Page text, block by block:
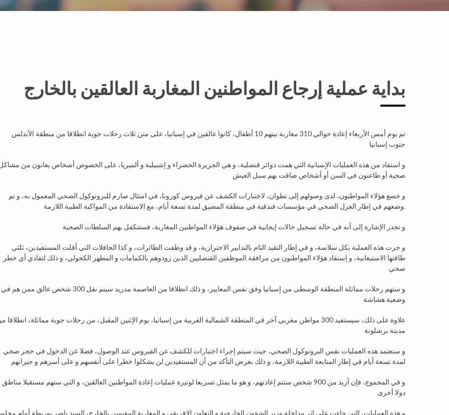
بداية عملية إرجاع المواطنين المغاربة العالقين بالخارج
تم يوم أمس الأربعاء إعادة حوالي 310 مغاربة بينهم 10 أطفال، كانوا عالقين في إسبانيا، على متن ثلاث رحلات جوية انطلاقا من منطقة الأندلس
جنوب إسبانيا
و استفاد من هذه العمليات الإنسانية التي همت دوائر قنصلية، و هي الجزيرة الخضراء و إشبيلية و ألميريا، على الخصوص أشخاص يعانون من
صحية أو طاعنون في السن أو أشخاص ضاقت بهم سبل العيش
و خضع هؤلاء المواطنون، لدى وصولهم إلى تطوان، لاختبارات الكشف عن فيروس كورونا، في امتثال صارم للبروتوكول الصحي المعمول به، و تم
وضعهم في إطار العزل الصحي في مؤسسات فندقية في منطقة المضيق لمدة تسعة أيام، مع الاستفادة من المواكبة الطبية اللازمة.
و تجدر الإشارة إلى أنه في حالة تسجيل حالات إيجابية في صفوف هؤلاء المواطنين المغاربة، فستتكفل بهم السلطات الصحية
و جرت هذه العملية بكل سلاسة، و في إطار التقيد التام بالتدابير الاحترازية، و قد وظفت الطائرات، و كذا الحافلات التي أقلت المستفيدين، ثلثي
طاقتها الاستيعابية، و إستفاد هؤلاء المواطنون من مرافقة الموظفين القنصليين الذين زودوهم بالكمامات و المطهر الكحولي، و ذلك لتفادي أي خطر
صحي
و ستهم رحلات مماثلة المنطقة الوسطى من إسبانيا وفق نفس المعايير، و ذلك انطلاقا من العاصمة مدريد سيتم نقل 300 شخص عالق ممن هم في
وضعية هشاشة
علاوة على ذلك، سيستفيد 300 مواطن مغربي آخر في المنطقة الشمالية الغربية من إسبانيا، يوم الإثنين المقبل، من رحلات جوية مماثلة، انطلاقا
مدينة برشلونة
و ستعتمد هذه العمليات نفس البروتوكول الصحي، حيث سيتم إجراء اختبارات للكشف عن الفيروس عند الوصول، فضلا عن الدخول في حجر صحي
لمدة تسعة أيام في إطار المتابعة الطبية اللازمة، و ذلك بغرض التأكد من أن المستفيدين لن يشكلوا خطرا على أنفسهم و على أسرهم و جيرانهم
و في المجموع، فإن أزيد من 900 شخص ستتم إعادتهم، و هو ما يمثل تسريعا لوتيرة عمليات إعادة المواطنين العالقين، و التي ستهم مستقبلا
دولا أخرى
و هذه العمليات، التي جاءت على إثر مداخلة وزير الشؤون الخارجية و التعاون الإفريقي و المغاربة المقيمين بالخارج، السيد ناصر بوريطة أمام